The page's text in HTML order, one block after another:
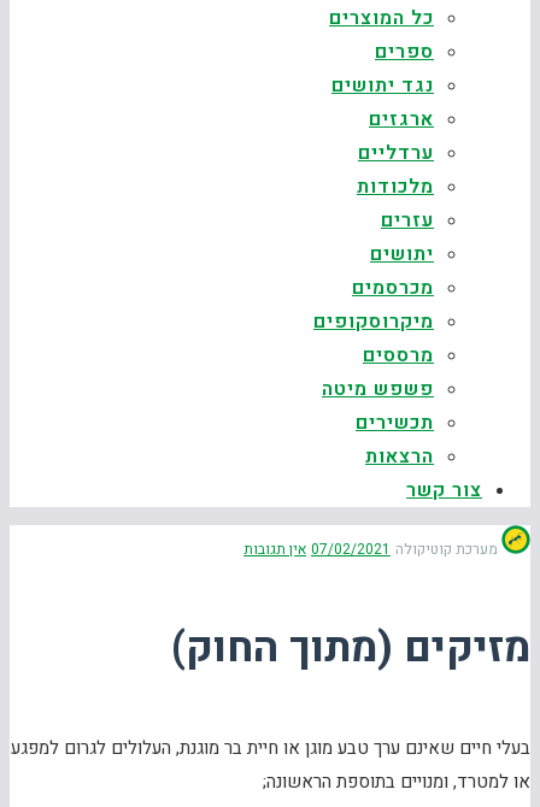
כל המוצרים
ספרים
נגד יתושים
ארגזים
ערדליים
מלכודות
עזרים
יתושים
מכרסמים
מיקרוסקופים
מרססים
פשפש מיטה
תכשירים
הרצאות
צור קשר
מערכת קוטיקולה 07/02/2021 אין תגובות
מזיקים (מתוך החוק)
בעלי חיים שאינם ערך טבע מוגן או חיית בר מוגנת, העלולים לגרום למפגע
או למטרד, ומנויים בתוספת הראשונה;